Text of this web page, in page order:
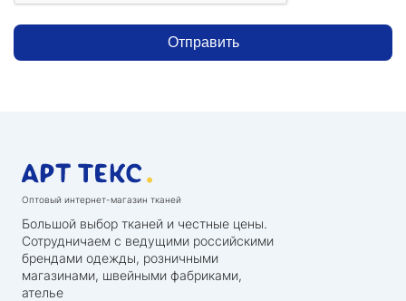
Отправить
Оптовый интернет-магазин тканей
Большой выбор тканей и честные цены.
Сотрудничаем с ведущими российскими
брендами одежды, розничными
магазинами, швейными фабриками,
ателье